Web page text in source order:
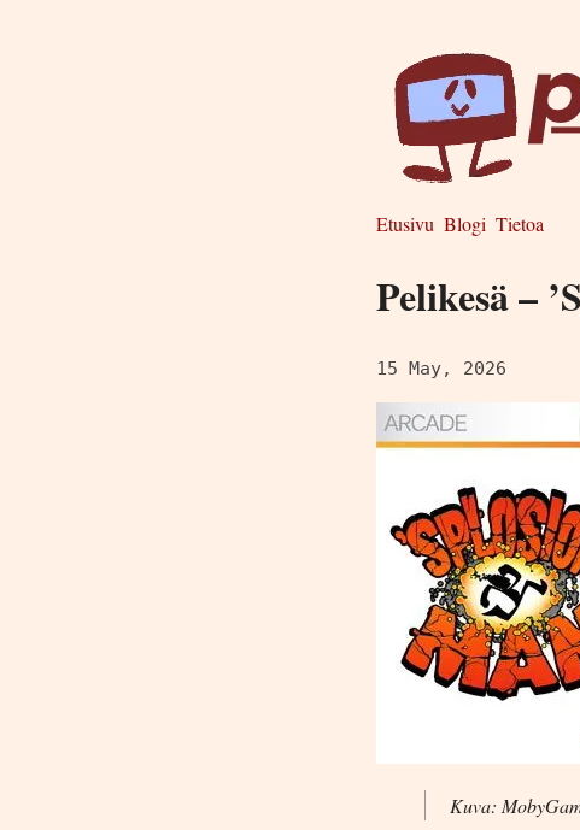
Etusivu Blogi Tietoa
Pelikesä –
15 May, 2026
Kuva: